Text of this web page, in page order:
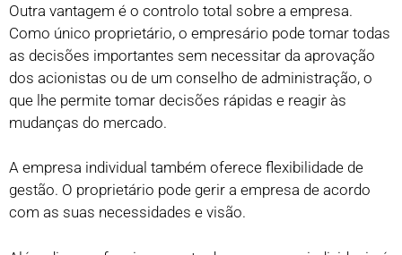
Outra vantagem é o controlo total sobre a empresa.
Como único proprietário, o empresário pode tomar todas
as decisões importantes sem necessitar da aprovação
dos acionistas ou de um conselho de administração, o
que lhe permite tomar decisões rápidas e reagir às
mudanças do mercado.
A empresa individual também oferece flexibilidade de
gestão. O proprietário pode gerir a empresa de acordo
com as suas necessidades e visão.